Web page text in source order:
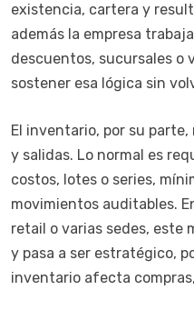
existencia, cartera y
además la empresa
descuentos, sucursales o
sostener esa lógica sin
El inventario, por su
y salidas. Lo normal es
costos, lotes o series,
movimientos auditables.
retail o varias sedes, este
y pasa a ser estratégico,
inventario afecta